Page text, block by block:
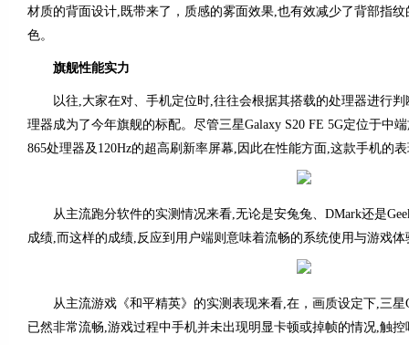
材质的背面设计,既带来了，质感的雾面效果,也有效减少了背部指
色。
旗舰性能实力
以往,大家在对、手机定位时,往往会根据其搭载的处理器进行判
理器成为了今年旗舰的标配。尽管三星Galaxy S20 FE 5G定位于中
865处理器及120Hz的超高刷新率屏幕,因此在性能方面,这款手机的
从主流跑分软件的实测情况来看,无论是安兔兔、DMark还是
成绩,而这样的成绩,反应到用户端则意味着流畅的系统使用与游戏体
从主流游戏《和平精英》的实测表现来看,在，画质设定下,三星
已然非常流畅,游戏过程中手机并未出现明显卡顿或掉帧的情况,触